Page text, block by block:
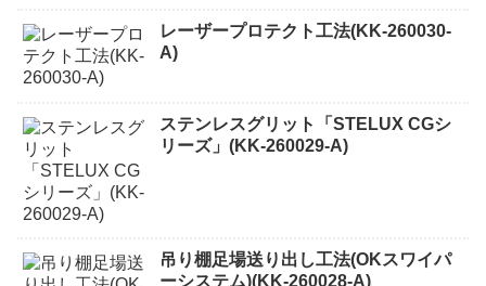
レーザープロテクト⼯法(KK-260030-
A)
ステンレスグリット「STELUX CGシ
リーズ」(KK-260029-A)
吊り棚足場送り出し工法(OKスワイパ
ーシステム)(KK-260028-A)